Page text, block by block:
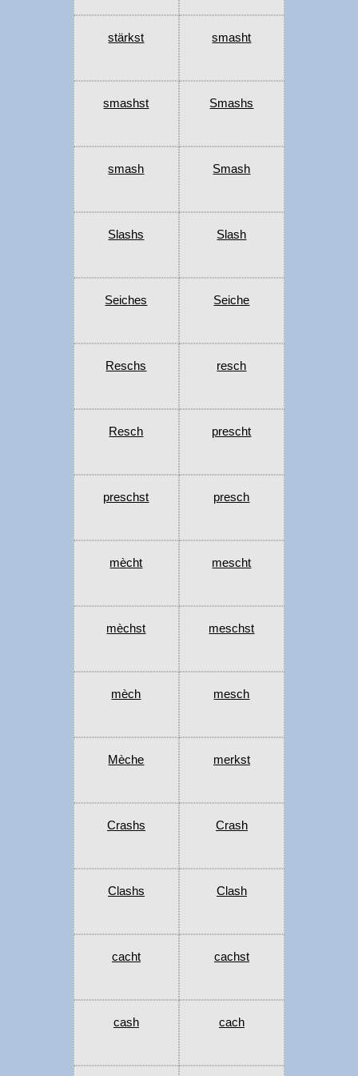
stärkst smasht
smashst Smashs
smash Smash
Slashs Slash
Seiches Seiche
Reschs resch
Resch prescht
preschst presch
mècht mescht
mèchst meschst
mèch mesch
Mèche merkst
Crashs Crash
Clashs Clash
cacht cachst
cash cach